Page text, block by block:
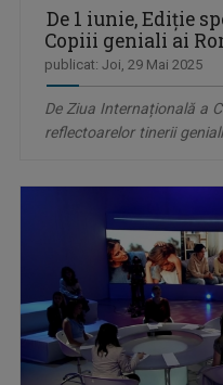
De 1 iunie, Ediție
Copiii geniali ai
publicat: Joi, 29 Mai 2025
De Ziua Internațională a
reflectoarelor tinerii